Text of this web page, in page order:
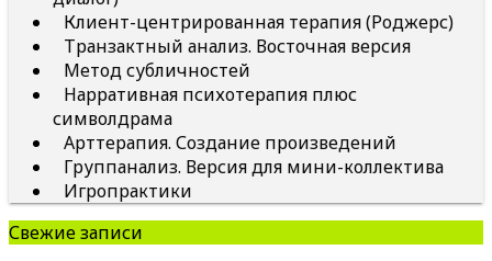
Клиент-центрированная терапия (Роджерс)
Транзактный анализ. Восточная версия
Метод субличностей
Нарративная психотерапия плюс
символдрама
Арттерапия. Создание произведений
Группанализ. Версия для мини-коллектива
Игропрактики
Свежие записи